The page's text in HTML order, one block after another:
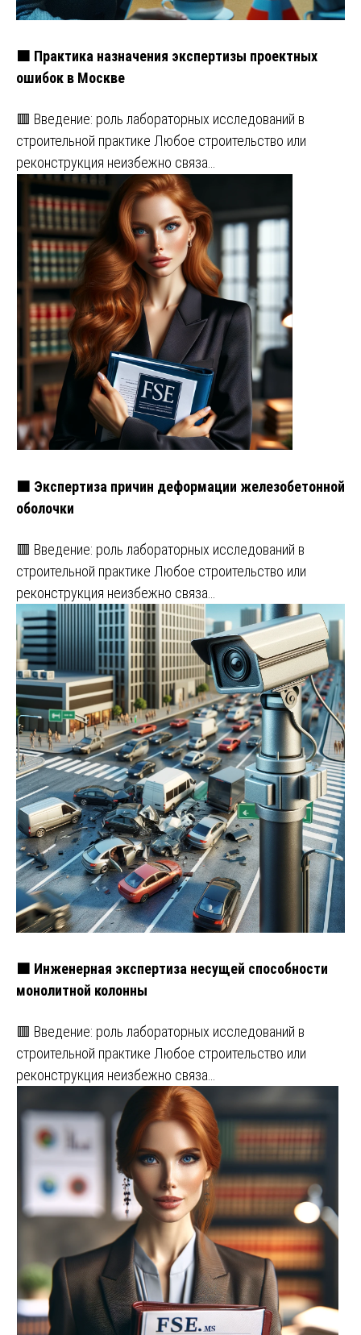
🟧 Практика назначения экспертизы проектных
ошибок в Москве
🟥 Введение: роль лабораторных исследований в
строительной практике Любое строительство или
реконструкция неизбежно связа…
🟧 Экспертиза причин деформации железобетонной
оболочки
🟥 Введение: роль лабораторных исследований в
строительной практике Любое строительство или
реконструкция неизбежно связа…
🟧 Инженерная экспертиза несущей способности
монолитной колонны
🟥 Введение: роль лабораторных исследований в
строительной практике Любое строительство или
реконструкция неизбежно связа…